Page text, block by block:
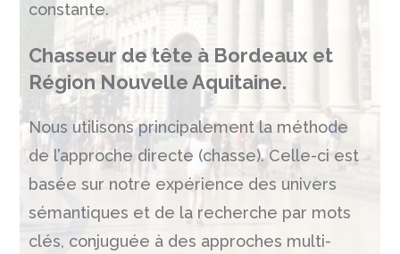
constante.
Chasseur de tête à Bordeaux et
Région Nouvelle Aquitaine.
Nous utilisons principalement la méthode
de l’approche directe (chasse). Celle-ci est
basée sur notre expérience des univers
sémantiques et de la recherche par mots
clés, conjuguée à des approches multi-